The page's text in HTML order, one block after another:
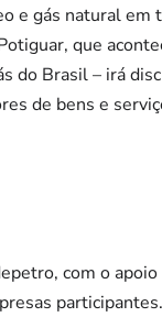
e gás natural
que
do Brasil – irá
de bens e
com o